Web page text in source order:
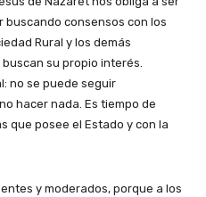
buscando consensos con los
Rural y los demás
su propio interés.
no se puede seguir
hacer nada. Es tiempo de
que posee el Estado y con la
y moderados, porque a los